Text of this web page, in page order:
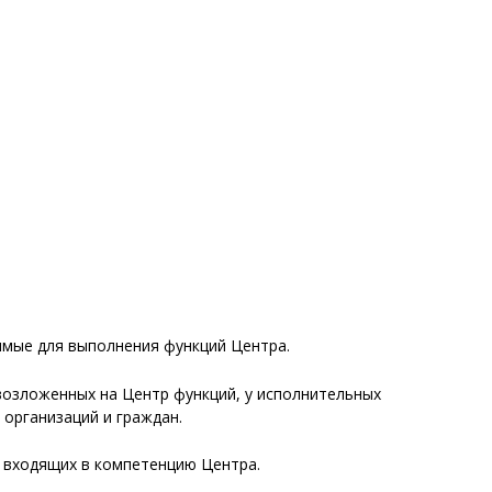
для выполнения функций Центра.
на Центр функций, у исполнительных
и граждан.
входящих в компетенцию Центра.